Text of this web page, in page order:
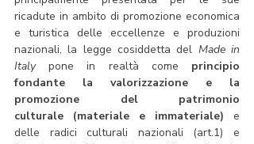
ricadute in ambito di promozione economica
e turistica delle eccellenze e produzioni
nazionali, la legge cosiddetta del Made in
Italy pone in realtà come principio
fondante la valorizzazione e la
promozione del patrimonio
culturale (materiale e immateriale) e
delle radici culturali nazionali (art.1) e